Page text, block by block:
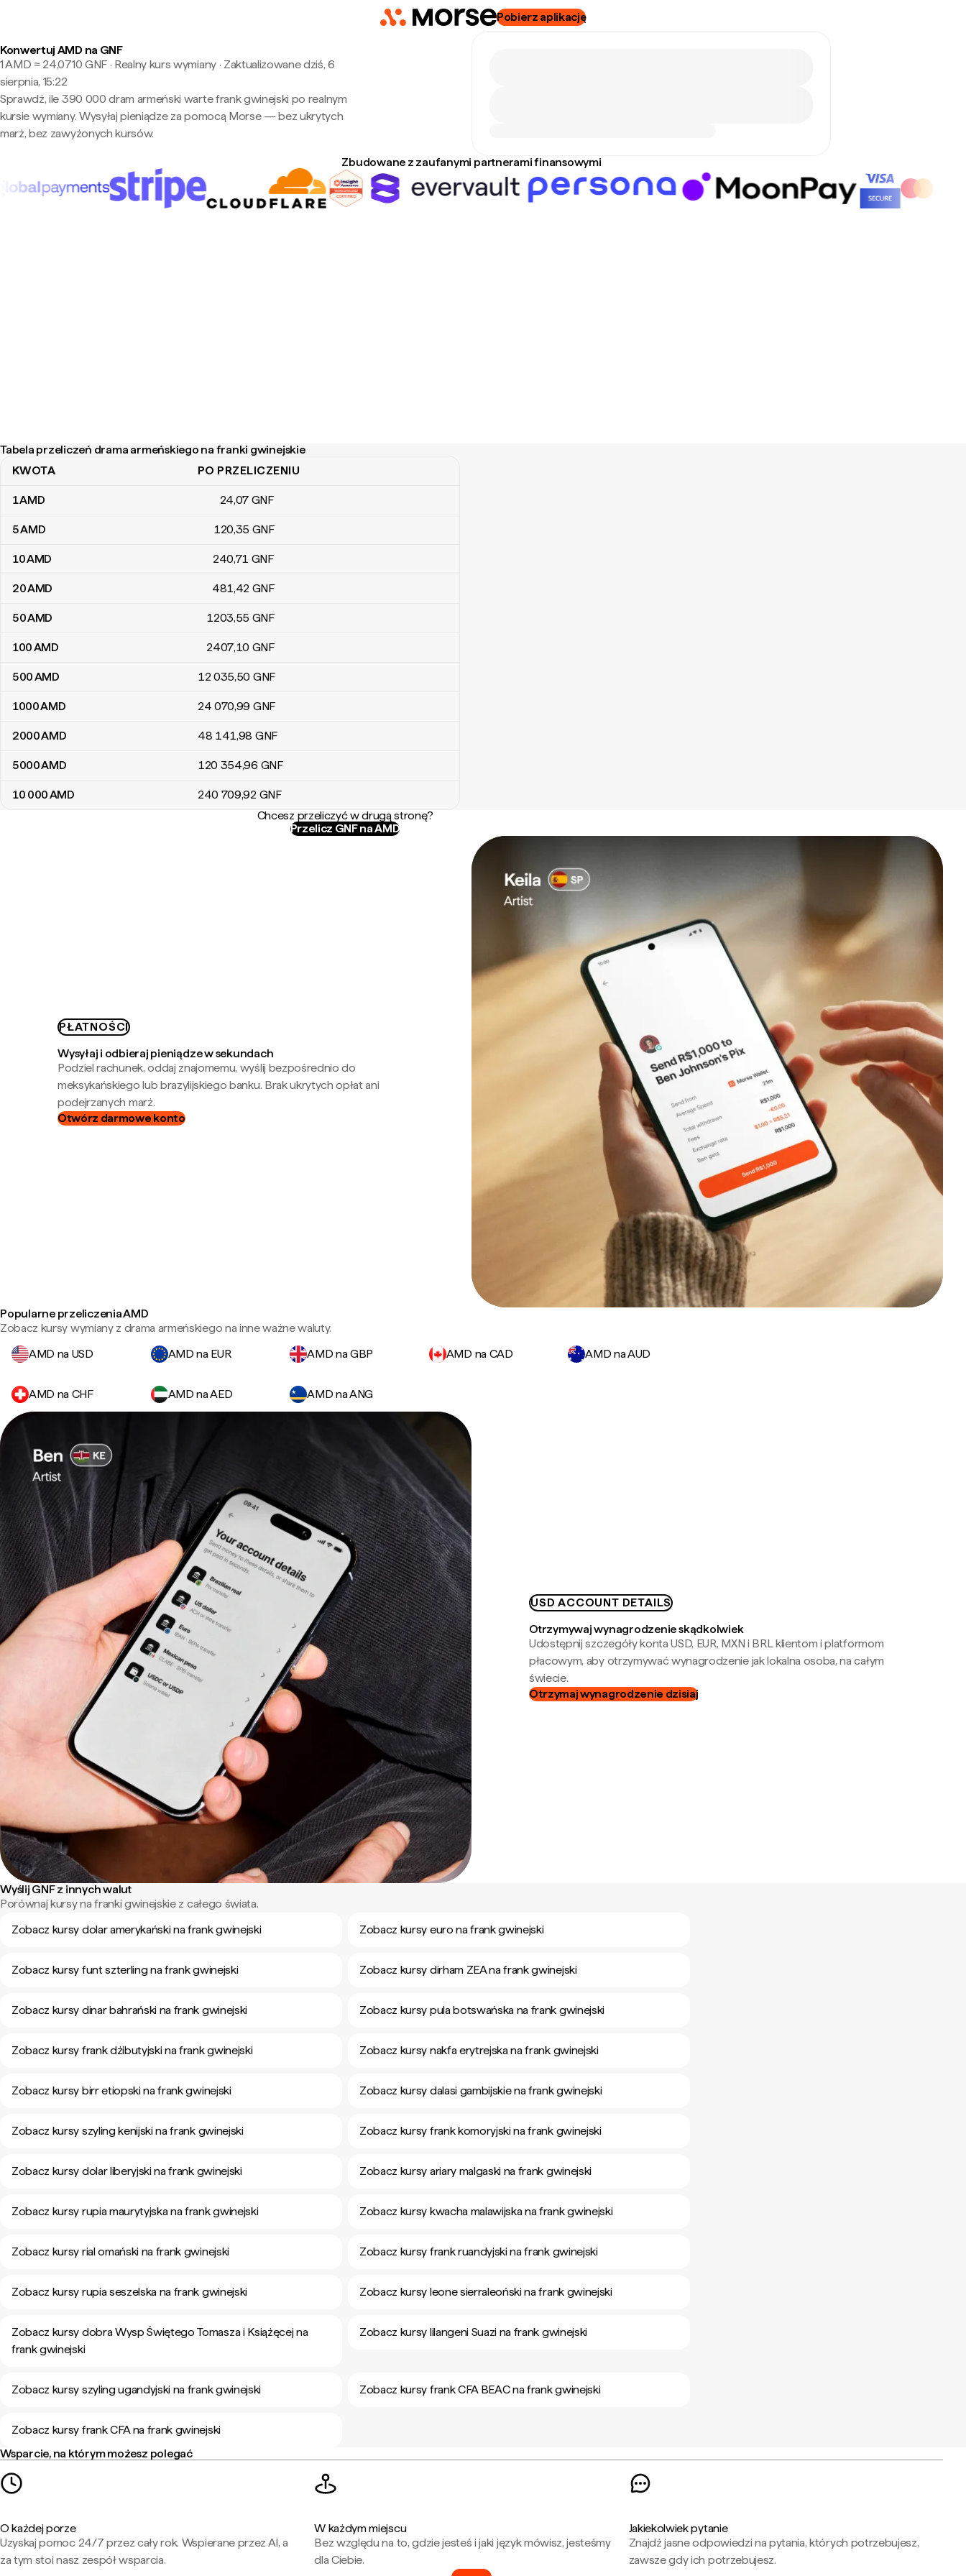
Pobierz aplikację
Konwertuj AMD na GNF
1 AMD ≈ 24,0710 GNF · Realny kurs wymiany· Zaktualizowane dziś, 6
sierpnia, 15:22
Sprawdź, ile 390 000 dram armeński warte frank gwinejski po realnym
kursie wymiany. Wysyłaj pieniądze za pomocą Morse — bez ukrytych
marż, bez zawyżonych kursów.
Zbudowane z zaufanymi partnerami finansowymi
Tabela przeliczeń drama armeńskiego na franki gwinejskie
Tabela przeliczeń drama armeńskiego na franki gwinejskie
KWOTA PO PRZELICZENIU
1AMD 24,07 GNF
5AMD 120,35 GNF
10AMD 240,71 GNF
20AMD 481,42 GNF
50AMD 1203,55 GNF
100AMD 2407,10 GNF
500AMD 12 035,50 GNF
1000AMD 24 070,99 GNF
2000AMD 48 141,98 GNF
5000AMD 120 354,96 GNF
10 000AMD 240 709,92 GNF
Chcesz przeliczyć w drugą stronę?
Przelicz GNF na AMD
PŁATNOŚCI
Wysyłaj i odbieraj pieniądze w sekundach
Podziel rachunek, oddaj znajomemu, wyślij bezpośrednio do
meksykańskiego lub brazylijskiego banku. Brak ukrytych opłat ani
podejrzanych marż.
Otwórz darmowe konto
Popularne przeliczenia AMD
Zobacz kursy wymiany z drama armeńskiego na inne ważne waluty.
AMD na USD
AMD na EUR AMD na GBP AMD na CAD AMD na AUD
AMD na CHF AMD na AED AMD na ANG
USD ACCOUNT DETAILS
Otrzymywaj wynagrodzenie skądkolwiek
Udostępnij szczegóły konta USD, EUR, MXN i BRL klientom i platformom
płacowym, aby otrzymywać wynagrodzenie jak lokalna osoba, na całym
świecie.
Otrzymaj wynagrodzenie dzisiaj
Wyślij GNF z innych walut
Porównaj kursy na franki gwinejskie z całego świata.
Zobacz kursy dolar amerykański na frank gwinejski
Zobacz kursy euro na frank gwinejski
Zobacz kursy funt szterling na frank gwinejski Zobacz kursy dirham ZEA na frank gwinejski
Zobacz kursy dinar bahrański na frank gwinejski Zobacz kursy pula botswańska na frank gwinejski
Zobacz kursy frank dżibutyjski na frank gwinejski Zobacz kursy nakfa erytrejska na frank gwinejski
Zobacz kursy birr etiopski na frank gwinejski Zobacz kursy dalasi gambijskie na frank gwinejski
Zobacz kursy szyling kenijski na frank gwinejski Zobacz kursy frank komoryjski na frank gwinejski
Zobacz kursy dolar liberyjski na frank gwinejski Zobacz kursy ariary malgaski na frank gwinejski
Zobacz kursy rupia maurytyjska na frank gwinejski Zobacz kursy kwacha malawijska na frank gwinejski
Zobacz kursy rial omański na frank gwinejski Zobacz kursy frank ruandyjski na frank gwinejski
Zobacz kursy rupia seszelska na frank gwinejski Zobacz kursy leone sierraleoński na frank gwinejski
Zobacz kursy dobra Wysp Świętego Tomasza i Książęcej na
frank gwinejski
Zobacz kursy lilangeni Suazi na frank gwinejski
Zobacz kursy szyling ugandyjski na frank gwinejski Zobacz kursy frank CFA BEAC na frank gwinejski
Zobacz kursy frank CFA na frank gwinejski
Wsparcie, na którym możesz polegać
O każdej porze
Uzyskaj pomoc 24/7 przez cały rok. Wspierane przez AI, a
za tym stoi nasz zespół wsparcia.
W każdym miejscu
Bez względu na to, gdzie jesteś i jaki język mówisz, jesteśmy
dla Ciebie.
Jakiekolwiek pytanie
Znajdź jasne odpowiedzi na pytania, których potrzebujesz,
zawsze gdy ich potrzebujesz.